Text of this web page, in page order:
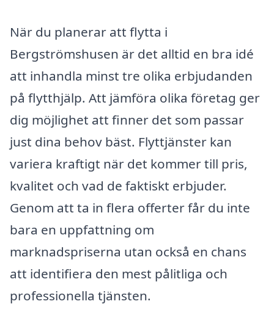
När du planerar att flytta i
Bergströmshusen är det alltid en bra idé
att inhandla minst tre olika erbjudanden
på flytthjälp. Att jämföra olika företag ger
dig möjlighet att finner det som passar
just dina behov bäst. Flyttjänster kan
variera kraftigt när det kommer till pris,
kvalitet och vad de faktiskt erbjuder.
Genom att ta in flera offerter får du inte
bara en uppfattning om
marknadspriserna utan också en chans
att identifiera den mest pålitliga och
professionella tjänsten.